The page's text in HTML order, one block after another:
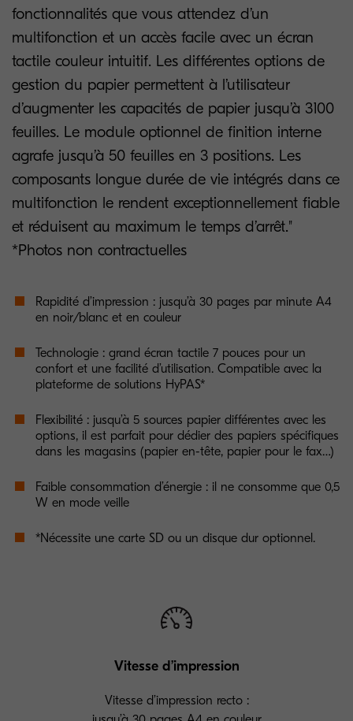
fonctionnalités que vous attendez d’un
multifonction et un accès facile avec un écran
tactile couleur intuitif. Les différentes options de
gestion du papier permettent à l’utilisateur
d’augmenter les capacités de papier jusqu’à 3100
feuilles. Le module optionnel de finition interne
agrafe jusqu’à 50 feuilles en 3 positions. Les
composants longue durée de vie intégrés dans ce
multifonction le rendent exceptionnellement fiable
et réduisent au maximum le temps d’arrêt."
*Photos non contractuelles
Rapidité d’impression : jusqu’à 30 pages par minute A4
en noir/blanc et en couleur
Technologie : grand écran tactile 7 pouces pour un
confort et une facilité d’utilisation. Compatible avec la
plateforme de solutions HyPAS*
Flexibilité : jusqu’à 5 sources papier différentes avec les
options, il est parfait pour dédier des papiers spécifiques
dans les magasins (papier en-tête, papier pour le fax…)
Faible consommation d’énergie : il ne consomme que 0,5
W en mode veille
*Nécessite une carte SD ou un disque dur optionnel.
Vitesse d’impression
Vitesse d’impression recto :